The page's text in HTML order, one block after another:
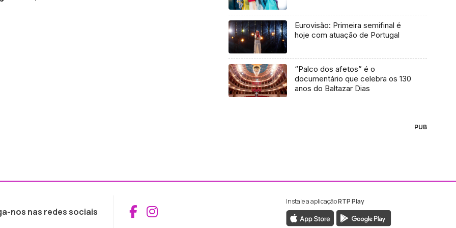
Eurovisão: Primeira semifinal é
hoje com atuação de Portugal
“Palco dos afetos” é o
documentário que celebra os 130
anos do Baltazar Dias
PUB
nos nas redes sociais Aceder ao Facebook da RTP Madeira
Aceder ao Instagram da RTP Madeira
Instale a aplicaçãoRTP Play